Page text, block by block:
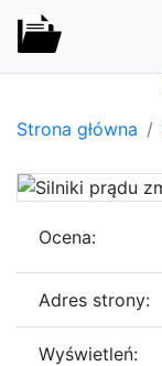
Strona główna
Ocena:
Adres strony:
Wyświetleń: